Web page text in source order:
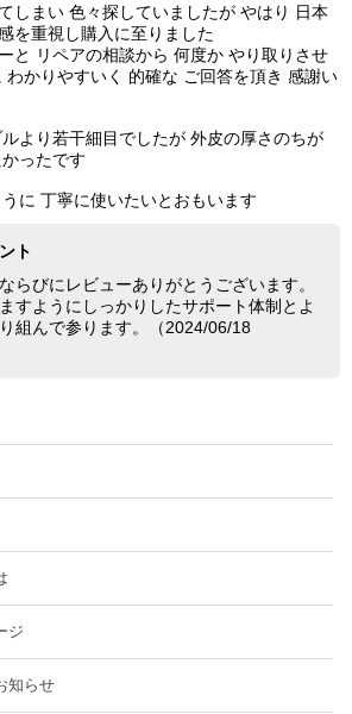
しまい 色々探していましたが やはり 日本
を重視し購入に至りました
と リペアの相談から 何度か やり取りさせ
わかりやすいく 的確な ご回答を頂き 感謝い
より若干細目でしたが 外皮の厚さのちが
ったです
に 丁寧に使いたいとおもいます
ト
らびにレビューありがとうございます。
すようにしっかりしたサポート体制とよ
組んで参ります。（2024/06/18
ジ
知らせ